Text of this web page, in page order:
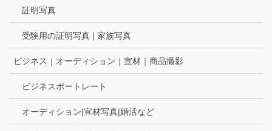
証明写真
受験用の証明写真 | 家族写真
ビジネス｜オーディション｜宣材｜商品撮影
ビジネスポートレート
オーディション|宣材写真|婚活など